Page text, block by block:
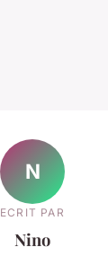
N
ECRIT PAR
Nino